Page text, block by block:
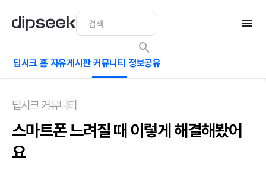
딥시크 홈 자유게시판 커뮤니티 정보공유
딥시크 커뮤니티
스마트폰 느려질 때 이렇게 해결해봤어
요